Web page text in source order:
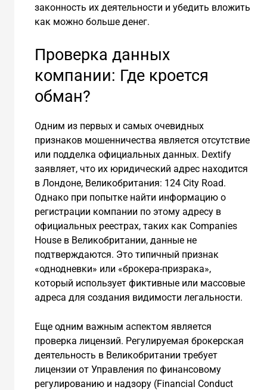
законность их деятельности и убедить вложить
как можно больше денег.
Проверка данных
компании: Где кроется
обман?
Одним из первых и самых очевидных
признаков мошенничества является отсутствие
или подделка официальных данных. Dextify
заявляет, что их юридический адрес находится
в Лондоне, Великобритания: 124 City Road.
Однако при попытке найти информацию о
регистрации компании по этому адресу в
официальных реестрах, таких как Companies
House в Великобритании, данные не
подтверждаются. Это типичный признак
«однодневки» или «брокера-призрака»,
который использует фиктивные или массовые
адреса для создания видимости легальности.
Еще одним важным аспектом является
проверка лицензий. Регулируемая брокерская
деятельность в Великобритании требует
лицензии от Управления по финансовому
регулированию и надзору (Financial Conduct